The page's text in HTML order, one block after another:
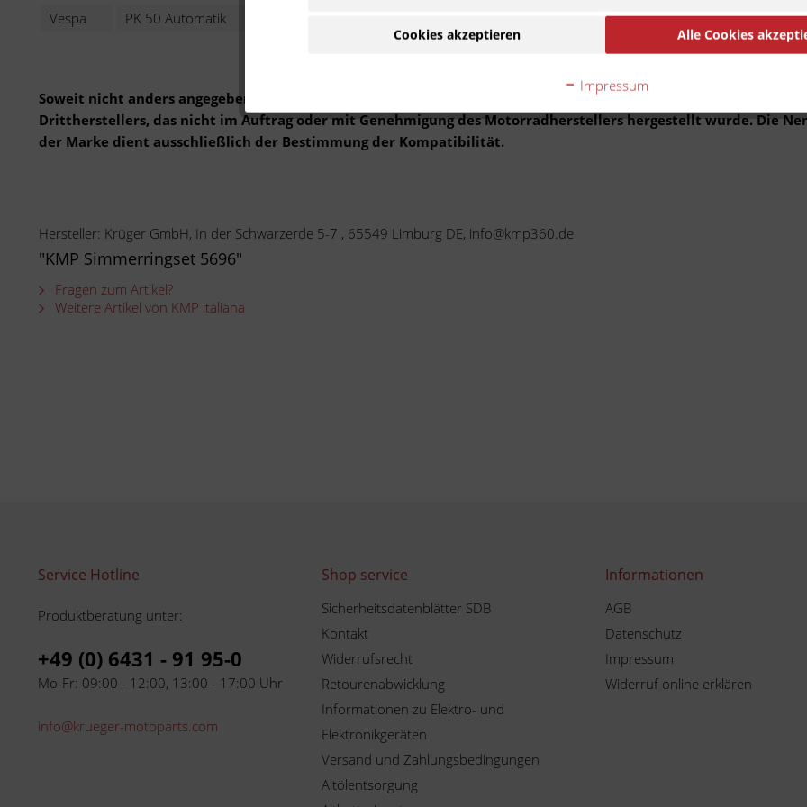
Vespa
PK 50 Automatik 1983 - 1986 Zu Modell wechseln
Soweit nicht anders angegeben: Bei der angebotenen Ware handelt es sich um ein Zubehör-/Ersatzteil eines
Drittherstellers, das nicht im Auftrag oder mit Genehmigung des Motorradherstellers hergestellt wurde. Die
der Marke dient ausschließlich der Bestimmung der Kompatibilität.
Hersteller: Krüger GmbH, In der Schwarzerde 5-7 , 65549 Limburg DE, info@kmp360.de
"KMP Simmerringset 5696"
Fragen zum Artikel?
Weitere Artikel von KMP italiana
Service Hotline
Produktberatung unter:
+49 (0) 6431 - 91 95-0
Mo-Fr: 09:00 - 12:00, 13:00 - 17:00 Uhr
info@krueger-motoparts.com
Shop service
Sicherheitsdatenblätter SDB
Kontakt
Widerrufsrecht
Retourenabwicklung
Informationen zu Elektro- und
Elektronikgeräten
Versand und Zahlungsbedingungen
Altölentsorgung
Informationen
AGB
Datenschutz
Impressum
Widerruf online erklären
Cookies akzeptieren Alle Cookies
Impressum